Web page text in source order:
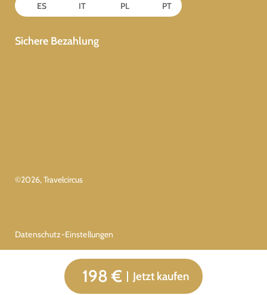
198 € Jetzt kaufen
ES IT PL PT
Sichere Bezahlung
©2026, Travelcircus
Datenschutz-Einstellungen